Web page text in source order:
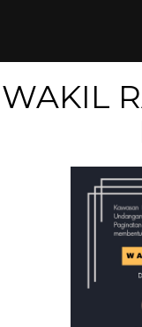
WAKIL